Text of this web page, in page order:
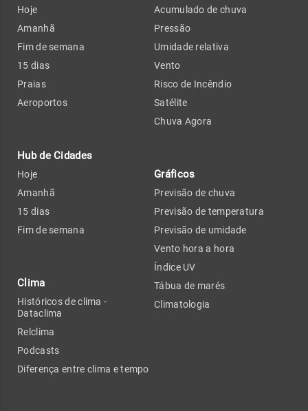
Hoje
Amanhã
Fim de semana
15 dias
Praias
Aeroportos
Hub de Cidades
Hoje
Amanhã
15 dias
Fim de semana
Clima
Históricos de clima -
Dataclima
Relclima
Podcasts
Diferença entre clima e tempo
Acumulado de chuva
Pressão
Umidade relativa
Vento
Risco de Incêndio
Satélite
Chuva Agora
Gráficos
Previsão de chuva
Previsão de temperatura
Previsão de umidade
Vento hora a hora
Índice UV
Tábua de marés
Climatologia